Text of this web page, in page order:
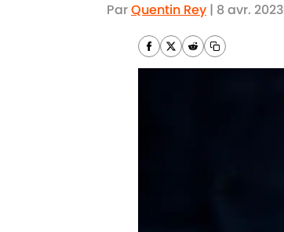
ParQuentin Rey | 8 avr. 2023